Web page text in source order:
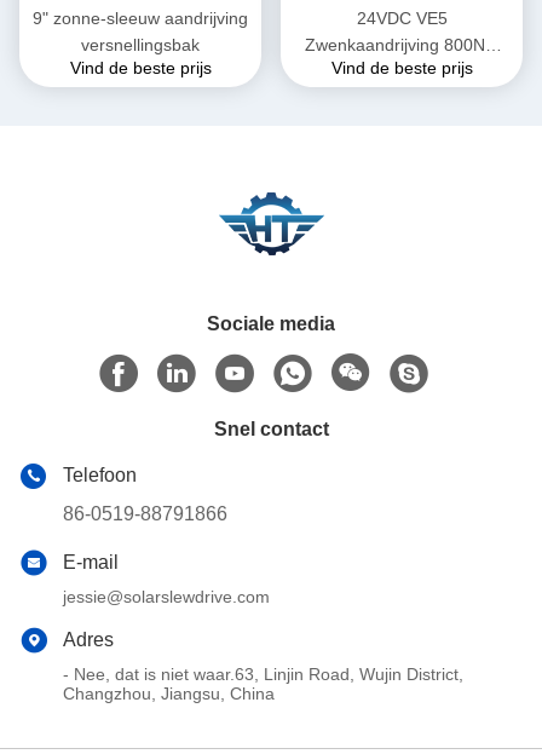
9" zonne-sleeuw aandrijving
versnellingsbak
Vind de beste prijs
24VDC VE5
Zwenkaandrijving 800Nm
Koppel voor
Vind de beste prijs
Sociale media
Snel contact
Telefoon
86-0519-88791866
E-mail
jessie@solarslewdrive.com
Adres
- Nee, dat is niet waar.63, Linjin Road, Wujin District,
Changzhou, Jiangsu, China